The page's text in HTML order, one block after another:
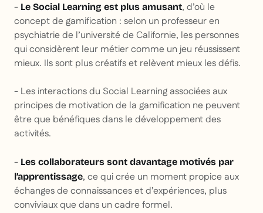
- Le Social Learning est plus amusant, d’où le
concept de gamification : selon un professeur en
psychiatrie de l’université de Californie, les personnes
qui considèrent leur métier comme un jeu réussissent
mieux. Ils sont plus créatifs et relèvent mieux les défis.
- Les interactions du Social Learning associées aux
principes de motivation de la gamification ne peuvent
être que bénéfiques dans le développement des
activités.
- Les collaborateurs sont davantage motivés par
l’apprentissage, ce qui crée un moment propice aux
échanges de connaissances et d’expériences, plus
conviviaux que dans un cadre formel.